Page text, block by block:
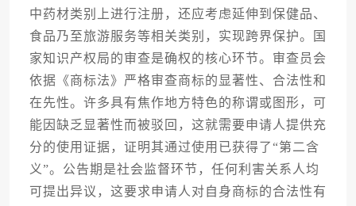
中药材类别上进行注册，还应考虑延伸到保健品、
食品乃至旅游服务等相关类别，实现跨界保护。国
家知识产权局的审查是确权的核心环节。审查员会
依据《商标法》严格审查商标的显著性、合法性和
在先性。许多具有焦作地方特色的称谓或图形，可
能因缺乏显著性而被驳回，这就需要申请人提供充
分的使用证据，证明其通过使用已获得了“第二含
义”。公告期是社会监督环节，任何利害关系人均
可提出异议，这要求申请人对自身商标的合法性有